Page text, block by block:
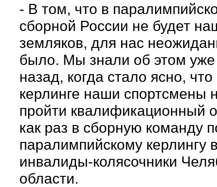
- В том, что в
сборной России не будет
земляков, для нас
было. Мы знали об этом уже
назад, когда стало ясно, что
керлинге наши спортсмены
пройти квалификационный
как раз в сборную команду
паралимпийскому керлингу
инвалиды-колясочники
области.